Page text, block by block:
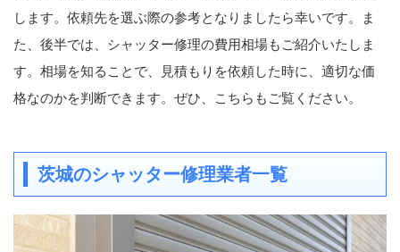
します。依頼先を選ぶ際の参考となりましたら幸いです。ま
た、後半では、シャッター修理の費用相場もご紹介いたしま
す。相場を知ることで、見積もりを依頼した時に、適切な価
格なのかを判断できます。ぜひ、こちらもご覧ください。
茨城のシャッター修理業者一覧